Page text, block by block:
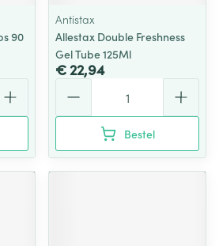
90
Antistax
Allestax Double Freshness
Gel Tube 125Ml
€ 22,94
Bestel